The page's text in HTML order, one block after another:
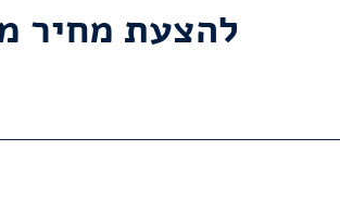
להצעת מחיר